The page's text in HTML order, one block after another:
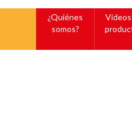
¿Quiénes
somos?